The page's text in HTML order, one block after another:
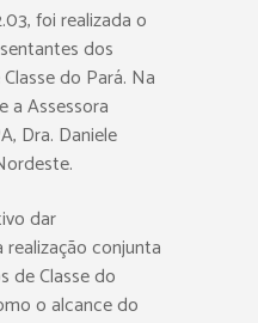
foi realizada o
dos
do Pará. Na
a Assessora
Dra. Daniele
dar
conjunta
de Classe do
o alcance do